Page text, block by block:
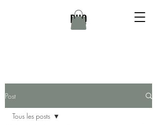
DHQ
Post
Tous les posts